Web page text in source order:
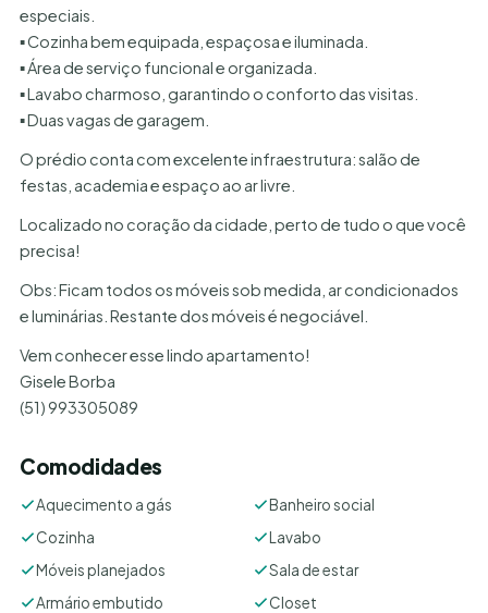
especiais.
▪ Cozinha bem equipada, espaçosa e iluminada.
▪ Área de serviço funcional e organizada.
▪ Lavabo charmoso, garantindo o conforto das visitas.
▪ Duas vagas de garagem.
O prédio conta com excelente infraestrutura: salão de
festas, academia e espaço ao ar livre.
Localizado no coração da cidade, perto de tudo o que você
precisa!
Obs: Ficam todos os móveis sob medida, ar condicionados
e luminárias. Restante dos móveis é negociável.
Vem conhecer esse lindo apartamento!
Gisele Borba
(51) 993305089
Comodidades
Aquecimento a gás
Banheiro social
Cozinha
Lavabo
Móveis planejados
Sala de estar
Armário embutido
Closet